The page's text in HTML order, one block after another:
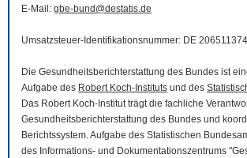
E-Mail : gbe-bund@destatis.de
Umsatzsteuer-Identifikationsnummer: DE 206511374
Die Gesundheitsberichterstattung des Bundes ist
Aufgabe des Robert Koch-Instituts und des
Das Robert Koch-Institut trägt die fachliche
Gesundheitsberichterstattung des Bundes und
Berichtssystem. Aufgabe des Statistischen
des Informations- und Dokumentationszentrums